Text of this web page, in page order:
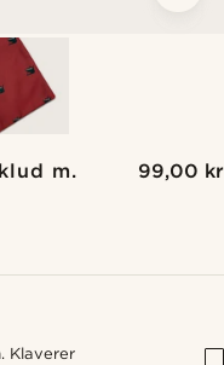
m.
99,00 kr
Klaverer